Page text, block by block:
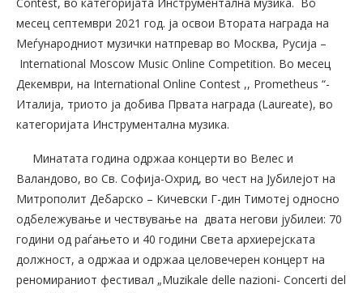
месец септември 2021 год. ја освои Втората награда на
Меѓународниот музички натпревар во Москва, Русија –
International Moscow Music Online Competition. Во месец
Декември, на International Online Contest ,, Prometheus “-
Италија, триото ја добива Првата награда (Laureate), во
категоријата Инструментална музика.
Минатата година одржаа концерти во Велес и
Валандово, во Св. Софија-Охрид, во чест на Јубилејот на
Митрополит Дебарско – Кичевски Г-дин Тимотеј односно
одбележување и чествување на двата негови јубилеи: 70
години од раѓањето и 40 години Света архиерејската
должност, а одржаа и одржаа целовечерен концерт на
реномираниот фестивал „Muzikale delle nazioni- Concerti del